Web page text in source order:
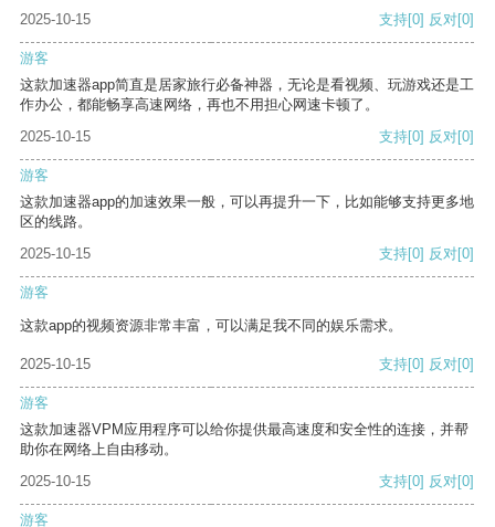
2025-10-15 支持[0] 反对[0]
游客
这款加速器app简直是居家旅行必备神器，无论是看视频、玩游戏还是工
作办公，都能畅享高速网络，再也不用担心网速卡顿了。
2025-10-15
支持[0] 反对[0]
游客
这款加速器app的加速效果一般，可以再提升一下，比如能够支持更多地
区的线路。
2025-10-15
支持[0] 反对[0]
游客
这款app的视频资源非常丰富，可以满足我不同的娱乐需求。
2025-10-15 支持[0] 反对[0]
游客
这款加速器VPM应用程序可以给你提供最高速度和安全性的连接，并帮
助你在网络上自由移动。
2025-10-15
支持[0] 反对[0]
游客